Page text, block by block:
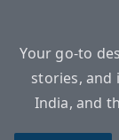
Your go-to
stories,
India, and